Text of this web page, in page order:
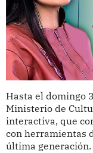
Hasta el domingo
Ministerio de
interactiva, que
con herramientas
última generación.